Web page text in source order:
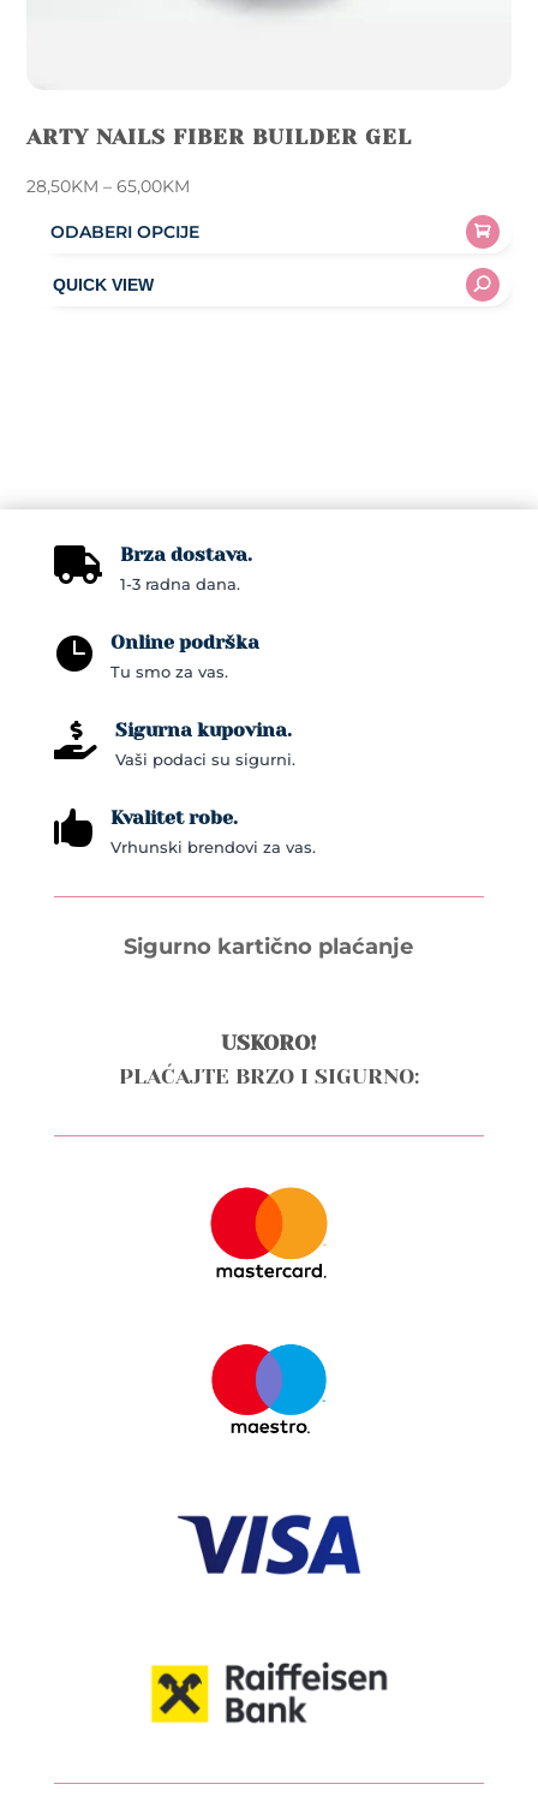
ARTY NAILS FIBER BUILDER GEL
28,50KM – 65,00KM
ODABERI OPCIJE
product
chosen
product
page
 Brza dostava.
1-3 radna dana.
 Online podrška
Tu smo za vas.
 Sigurna kupovina.
Vaši podaci su sigurni.
 Kvalitet robe.
Vrhunski brendovi za vas.
Sigurno kartično plaćanje
USKORO!
PLAĆAJTE BRZO I SIGURNO: